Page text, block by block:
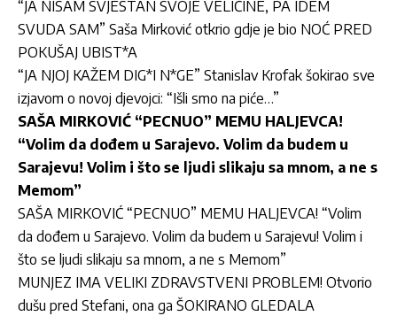
“JA NISAM SVJESTAN SVOJE VELIČINE, PA IDEM
SVUDA SAM” Saša Mirković otkrio gdje je bio NOĆ PRED
POKUŠAJ UBIST*A
“JA NJOJ KAŽEM DIG*I N*GE” Stanislav Krofak šokirao sve
izjavom o novoj djevojci: “Išli smo na piće…”
SAŠA MIRKOVIĆ “PECNUO” MEMU HALJEVCA!
“Volim da dođem u Sarajevo. Volim da budem u
Sarajevu! Volim i što se ljudi slikaju sa mnom, a ne s
Memom”
SAŠA MIRKOVIĆ “PECNUO” MEMU HALJEVCA! “Volim
da dođem u Sarajevo. Volim da budem u Sarajevu! Volim i
što se ljudi slikaju sa mnom, a ne s Memom”
MUNJEZ IMA VELIKI ZDRAVSTVENI PROBLEM! Otvorio
dušu pred Stefani, ona ga ŠOKIRANO GLEDALA